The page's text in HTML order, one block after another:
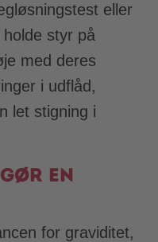
eller
styr på
med deres
i udflåd,
let stigning i
en
for graviditet,